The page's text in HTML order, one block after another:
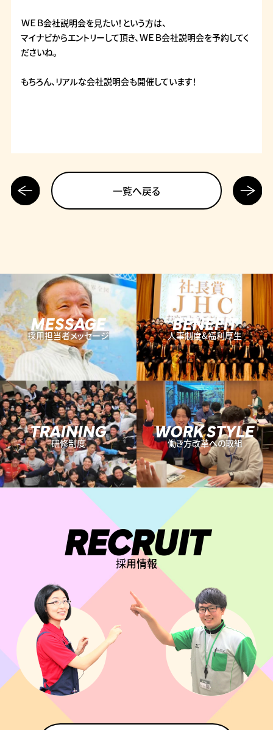
ＷＥＢ会社説明会を見たい！という方は、
マイナビからエントリーして頂き、ＷＥＢ会社説明会を予約してく
ださいね。
もちろん、リアルな会社説明会も開催しています！
前の記
事へ
一覧へ戻る
次の記
事へ
MESSAGE
採用担当者メッセージ
BENEFIT
人事制度&福利厚生
TRAINING
研修制度
WORK STYLE
働き方改革への取組
RECRUIT
採用情報